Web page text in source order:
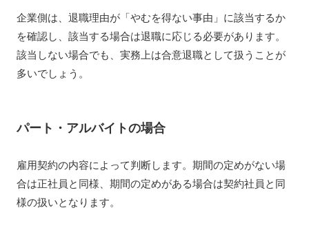
企業側は、退職理由が「やむを得ない事由」に該当するか
を確認し、該当する場合は退職に応じる必要があります。
該当しない場合でも、実務上は合意退職として扱うことが
多いでしょう。
パート・アルバイトの場合
雇用契約の内容によって判断します。期間の定めがない場
合は正社員と同様、期間の定めがある場合は契約社員と同
様の扱いとなります。